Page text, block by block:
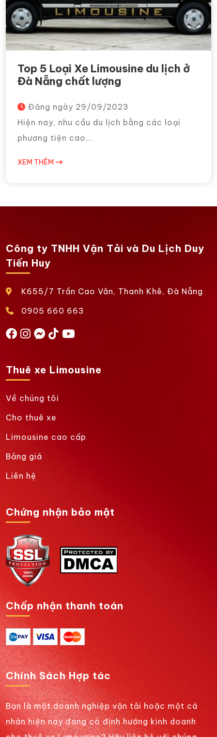
Top 5 Loại Xe Limousine du lịch ở
Đà Nẵng chất lượng
Đăng ngày 29/09/2023
Hiện nay, nhu cầu du lịch bằng các loại
phương tiện cao...
XEM THÊM
Công ty TNHH Vận Tải và Du Lịch Duy
Tiến Huy
K655/7 Trần Cao Vân, Thanh Khê, Đà Nẵng
0905 660 663
Thuê xe Limousine
Về chúng tôi
Cho thuê xe
Limousine cao cấp
Bảng giá
Liên hệ
Chứng nhận bảo mật
Chấp nhận thanh toán
Chính Sách Hợp tác
Bạn là một doanh nghiệp vận tải hoặc một cá
nhân hiện nay đang có định hướng kinh doanh